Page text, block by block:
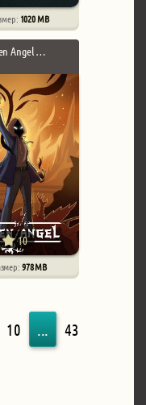
1020 MB
Angel …
10
978 MB
10 ... 43